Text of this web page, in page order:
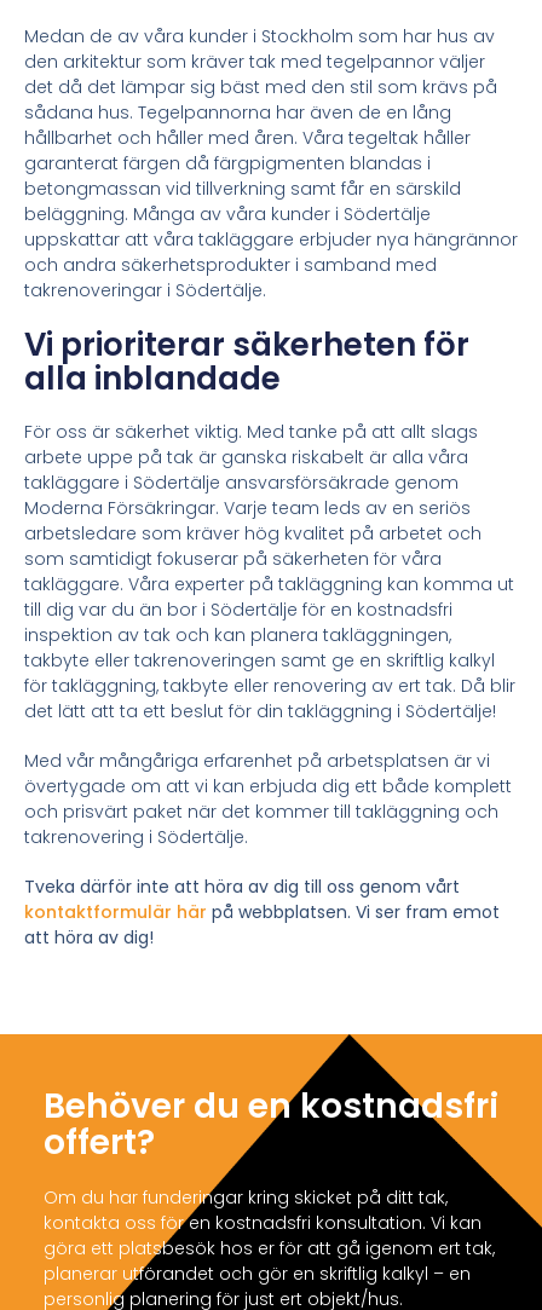
Medan de av våra kunder i Stockholm som har hus av
den arkitektur som kräver tak med tegelpannor väljer
det då det lämpar sig bäst med den stil som krävs på
sådana hus. Tegelpannorna har även de en lång
hållbarhet och håller med åren. Våra tegeltak håller
garanterat färgen då färgpigmenten blandas i
betongmassan vid tillverkning samt får en särskild
beläggning. Många av våra kunder i Södertälje
uppskattar att våra takläggare erbjuder nya hängrännor
och andra säkerhetsprodukter i samband med
takrenoveringar i Södertälje.
Vi prioriterar säkerheten för
alla inblandade
För oss är säkerhet viktig. Med tanke på att allt slags
arbete uppe på tak är ganska riskabelt är alla våra
takläggare i Södertälje ansvarsförsäkrade genom
Moderna Försäkringar. Varje team leds av en seriös
arbetsledare som kräver hög kvalitet på arbetet och
som samtidigt fokuserar på säkerheten för våra
takläggare. Våra experter på takläggning kan komma ut
till dig var du än bor i Södertälje för en kostnadsfri
inspektion av tak och kan planera takläggningen,
takbyte eller takrenoveringen samt ge en skriftlig kalkyl
för takläggning, takbyte eller renovering av ert tak. Då blir
det lätt att ta ett beslut för din takläggning i Södertälje!
Med vår mångåriga erfarenhet på arbetsplatsen är vi
övertygade om att vi kan erbjuda dig ett både komplett
och prisvärt paket när det kommer till takläggning och
takrenovering i Södertälje.
Tveka därför inte att höra av dig till oss genom vårt
kontaktformulär här på webbplatsen. Vi ser fram emot
att höra av dig!
Behöver du en kostnadsfri
offert?
Om du har funderingar kring skicket på ditt tak,
kontakta oss för en kostnadsfri konsultation. Vi kan
göra ett platsbesök hos er för att gå igenom ert tak,
planerar utförandet och gör en skriftlig kalkyl – en
personlig planering för just ert objekt/hus.